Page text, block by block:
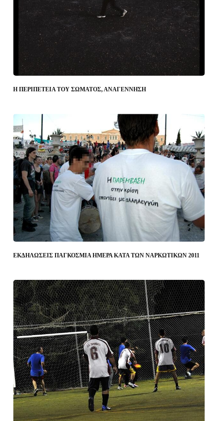
Η ΠΕΡΙΠΕΤΕΙΑ ΤΟΥ ΣΩΜΑΤΟΣ, ΑΝΑΓΕΝΝΗΣΗ
ΕΚΔΗΛΩΣΕΙΣ ΠΑΓΚΟΣΜΙΑ ΗΜΕΡΑ ΚΑΤΑ ΤΩΝ ΝΑΡΚΩΤΙΚΩΝ 2011